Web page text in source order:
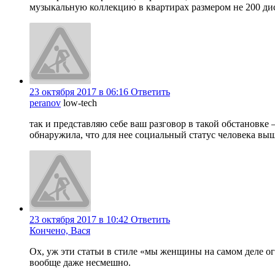
музыкальную коллекцию в квартирах размером не 200
23 октября 2017 в 06:16 Ответить
peranov low-tech
так и представляю себе ваш разговор в такой
обнаружила, что для нее социальный статус человека
23 октября 2017 в 10:42 Ответить
Кончено, Вася
Ох, уж эти статьи в стиле «мы женщины на самом деле
вообще даже несмешно.